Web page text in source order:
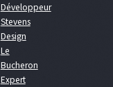
Développeur
Stevens
Design
Le
Bucheron
Expert